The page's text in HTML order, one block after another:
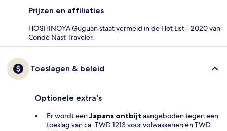
Prijzen en affiliaties
HOSHINOYA Guguan staat vermeld in de Hot List - 2020 van
Condé Nast Traveler.
Toeslagen & beleid
Optionele extra's
Er wordt eenJapans ontbijt aangeboden tegen een
toeslag van ca. TWD 1213 voor volwassenen en TWD